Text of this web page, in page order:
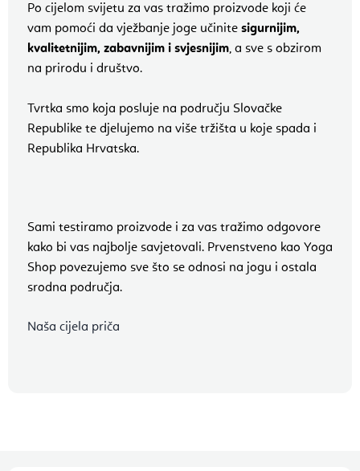
Po cijelom svijetu za vas tražimo proizvode koji će
vam pomoći da vježbanje joge učinite sigurnijim,
kvalitetnijim, zabavnijim i svjesnijim, a sve s obzirom
na prirodu i društvo.
Tvrtka smo koja posluje na području Slovačke
Republike te djelujemo na više tržišta u koje spada i
Republika Hrvatska.
Sami testiramo proizvode i za vas tražimo odgovore
kako bi vas najbolje savjetovali. Prvenstveno kao Yoga
Shop povezujemo sve što se odnosi na jogu i ostala
srodna područja.
Naša cijela priča